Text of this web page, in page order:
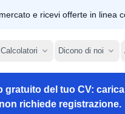
e ricevi offerte in linea
Calcolatori Dicono di noi
del tuo CV:
richiede registrazione.